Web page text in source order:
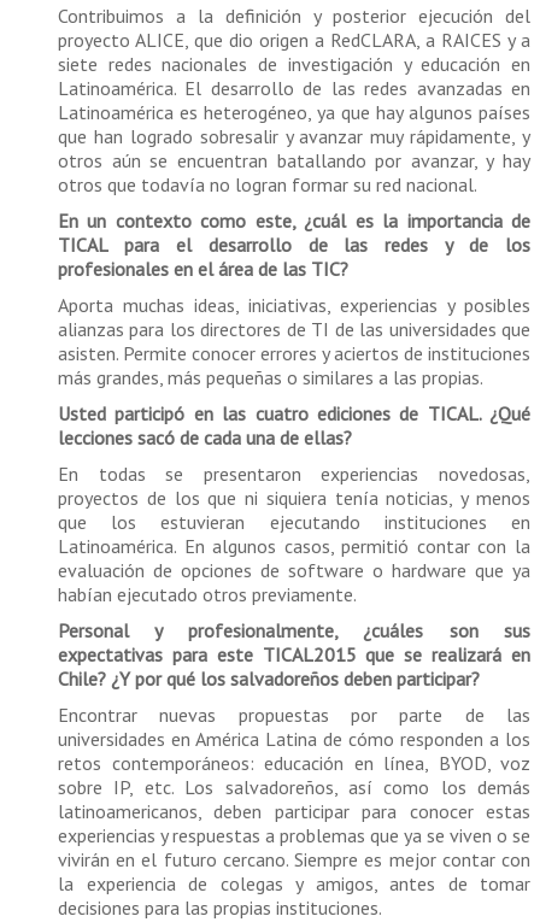
Contribuimos a la definición y posterior ejecución del
proyecto ALICE, que dio origen a RedCLARA, a RAICES y a
siete redes nacionales de investigación y educación en
Latinoamérica. El desarrollo de las redes avanzadas en
Latinoamérica es heterogéneo, ya que hay algunos países
que han logrado sobresalir y avanzar muy rápidamente, y
otros aún se encuentran batallando por avanzar, y hay
otros que todavía no logran formar su red nacional.
En un contexto como este, ¿cuál es la importancia de
TICAL para el desarrollo de las redes y de los
profesionales en el área de las TIC?
Aporta muchas ideas, iniciativas, experiencias y posibles
alianzas para los directores de TI de las universidades que
asisten. Permite conocer errores y aciertos de instituciones
más grandes, más pequeñas o similares a las propias.
Usted participó en las cuatro ediciones de TICAL. ¿Qué
lecciones sacó de cada una de ellas?
En todas se presentaron experiencias novedosas,
proyectos de los que ni siquiera tenía noticias, y menos
que los estuvieran ejecutando instituciones en
Latinoamérica. En algunos casos, permitió contar con la
evaluación de opciones de software o hardware que ya
habían ejecutado otros previamente.
Personal y profesionalmente, ¿cuáles son sus
expectativas para este TICAL2015 que se realizará en
Chile? ¿Y por qué los salvadoreños deben participar?
Encontrar nuevas propuestas por parte de las
universidades en América Latina de cómo responden a los
retos contemporáneos: educación en línea, BYOD, voz
sobre IP, etc. Los salvadoreños, así como los demás
latinoamericanos, deben participar para conocer estas
experiencias y respuestas a problemas que ya se viven o se
vivirán en el futuro cercano. Siempre es mejor contar con
la experiencia de colegas y amigos, antes de tomar
decisiones para las propias instituciones.